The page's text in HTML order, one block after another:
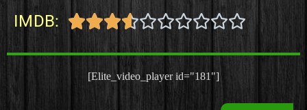
IMDB: 
[Elite_video_player id="181"]